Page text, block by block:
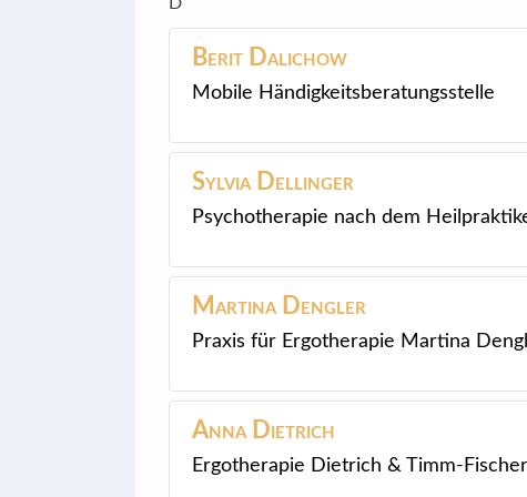
Berit Dalichow
Mobile Händigkeitsberatungsstelle
Sylvia Dellinger
Psychotherapie nach dem
Martina Dengler
Praxis für Ergotherapie Martina
Anna Dietrich
Ergotherapie Dietrich & Timm-